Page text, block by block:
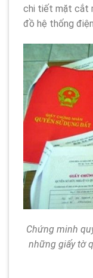
chi tiết mặt cắt
đồ hệ thống
Chứng minh
những giấy tờ